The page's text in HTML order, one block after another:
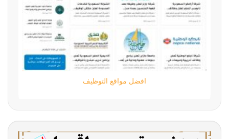
افضل مواقع التوظيف